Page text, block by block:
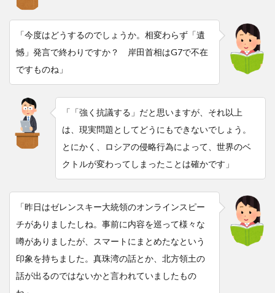
「今度はどうするのでしょうか。相変わらず「遺
憾」発言で終わりですか？ 岸田首相はG7で不在
ですものね」
「「強く抗議する」だと思いますが、それ以上
は、現実問題としてどうにもできないでしょう。
とにかく、ロシアの侵略行為によって、世界のベ
クトルが変わってしまったことは確かです」
「昨日はゼレンスキー大統領のオンラインスピー
チがありましたしね。事前に内容を巡って様々な
噂がありましたが、スマートにまとめたなという
印象を持ちました。真珠湾の話とか、北方領土の
話が出るのではないかと言われていましたもの